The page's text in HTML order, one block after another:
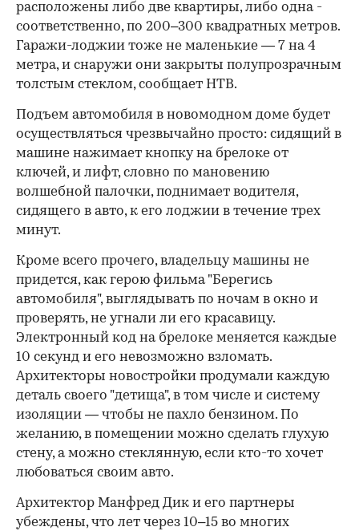
расположены либо две квартиры, либо одна -
соответственно, по 200–300 квадратных метров.
Гаражи-лоджии тоже не маленькие — 7 на 4
метра, и снаружи они закрыты полупрозрачным
толстым стеклом, сообщает НТВ.
Подъем автомобиля в новомодном доме будет
осуществляться чрезвычайно просто: сидящий в
машине нажимает кнопку на брелоке от
ключей, и лифт, словно по мановению
волшебной палочки, поднимает водителя,
сидящего в авто, к его лоджии в течение трех
минут.
Кроме всего прочего, владельцу машины не
придется, как герою фильма "Берегись
автомобиля", выглядывать по ночам в окно и
проверять, не угнали ли его красавицу.
Электронный код на брелоке меняется каждые
10 секунд и его невозможно взломать.
Архитекторы новостройки продумали каждую
деталь своего "детища", в том числе и систему
изоляции — чтобы не пахло бензином. По
желанию, в помещении можно сделать глухую
стену, а можно стеклянную, если кто-то хочет
любоваться своим авто.
Архитектор Манфред Дик и его партнеры
убеждены, что лет через 10–15 во многих